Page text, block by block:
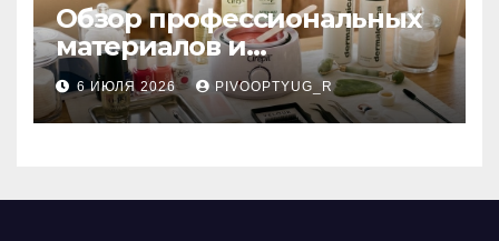
Обзор профессиональных
материалов и
инструментов для
маникюра, депиляции,
наращивания ресниц и
6 ИЮЛЯ 2026 PIVOOPTYUG_R